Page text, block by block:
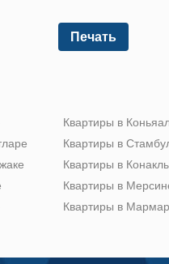
Печать
Квартиры в
Квартиры в
Квартиры в
Квартиры в
Квартиры в